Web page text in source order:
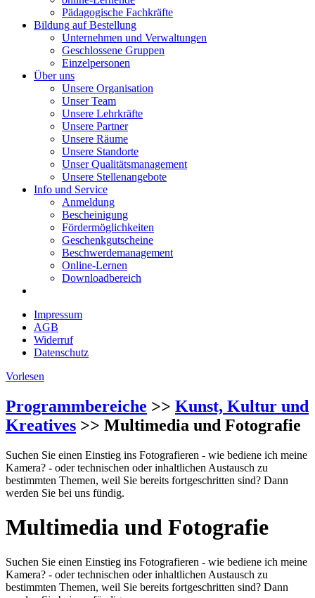
Pädagogische Fachkräfte
Bildung auf Bestellung
Unternehmen und Verwaltungen
Geschlossene Gruppen
Einzelpersonen
Über uns
Unsere Organisation
Unser Team
Unsere Lehrkräfte
Unsere Partner
Unsere Räume
Unsere Standorte
Unser Qualitätsmanagement
Unsere Stellenangebote
Info und Service
Anmeldung
Bescheinigung
Fördermöglichkeiten
Geschenkgutscheine
Beschwerdemanagement
Online-Lernen
Downloadbereich
Impressum
AGB
Widerruf
Datenschutz
Vorlesen
Programmbereiche >> Kunst, Kultur und
Kreatives >> Multimedia und Fotografie
Suchen Sie einen Einstieg ins Fotografieren - wie bediene ich meine
Kamera? - oder technischen oder inhaltlichen Austausch zu
bestimmten Themen, weil Sie bereits fortgeschritten sind? Dann
werden Sie bei uns fündig.
Multimedia und Fotografie
Suchen Sie einen Einstieg ins Fotografieren - wie bediene ich meine
Kamera? - oder technischen oder inhaltlichen Austausch zu
bestimmten Themen, weil Sie bereits fortgeschritten sind? Dann